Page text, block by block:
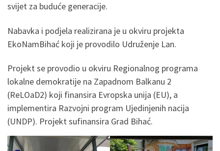
svijet za buduće generacije.
Nabavka i podjela realizirana je u okviru projekta
EkoNamBihać koji je provodilo Udruženje Lan.
Projekt se provodio u okviru Regionalnog programa
lokalne demokratije na Zapadnom Balkanu 2
(ReLOaD2) koji finansira Evropska unija (EU), a
implementira Razvojni program Ujedinjenih nacija
(UNDP). Projekt sufinansira Grad Bihać.